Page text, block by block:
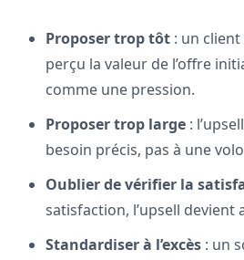
Proposer trop tôt : un client
perçu la valeur de l’offre
comme une pression.
Proposer trop large :
besoin précis, pas à une
Oublier de vérifier la
satisfaction, l’upsell devient
Standardiser à l’excès : un